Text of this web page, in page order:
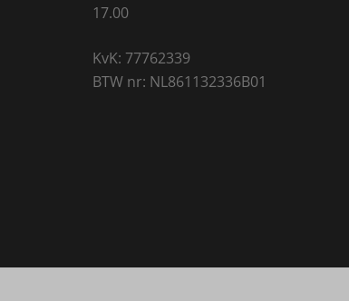
17.00
KvK: 77762339
BTW nr: NL861132336B01